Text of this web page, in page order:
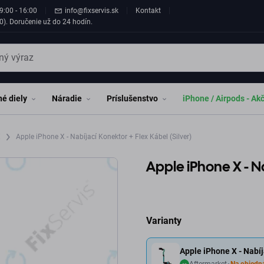
- 16:00 info@fixservis.sk
Kontakt
Doručenie už do 24 hodín.
diely Náradie Príslušenstvo iPhone / Airpods -
Apple iPhone X - Nabíjací Konektor + Flex Kábel (Silver)
Apple iPhone X -
Varianty
Apple iPhone X -